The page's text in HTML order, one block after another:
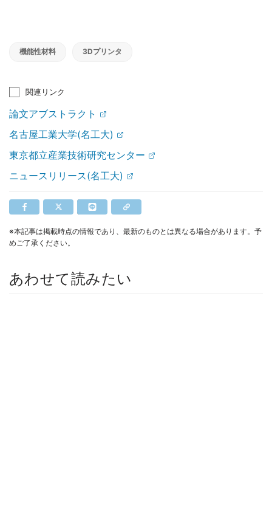
機能性材料 3Dプリンタ
関連リンク
論文アブストラクト
名古屋工業大学(名工大)
東京都立産業技術研究センター
ニュースリリース(名工大)
※本記事は掲載時点の情報であり、最新のものとは異なる場合があります。予
めご了承ください。
あわせて読みたい